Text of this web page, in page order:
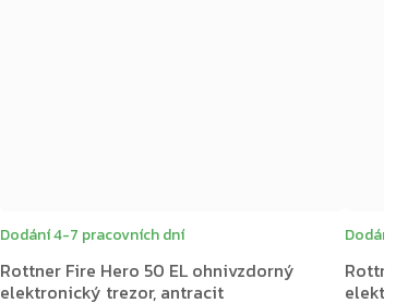
Rottner Fire Hero 50 EL ohnivzdorný
elektronický trezor, antracit
Dodání 4-7 pracovních dní Dodání